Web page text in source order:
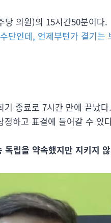
당 의원)의 15시간50분이다.
단인데, 언제부턴가 결기는
종료로 7시간 만에 끝났다.
하고 표결에 들어갈 수 있
립을 약속했지만 지키지